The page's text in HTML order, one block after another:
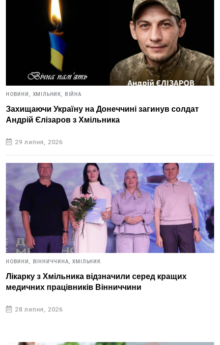
НОВИНИ, ХМІЛЬНИК, ВІЙНА
Захищаючи Україну на Донеччині загинув солдат
Андрій Єлізаров з Хмільника
29 липня, 2026
НОВИНИ, ВІННИЧЧИНА, ХМІЛЬНИК
Лікарку з Хмільника відзначили серед кращих
медичних працівників Вінниччини
28 липня, 2026